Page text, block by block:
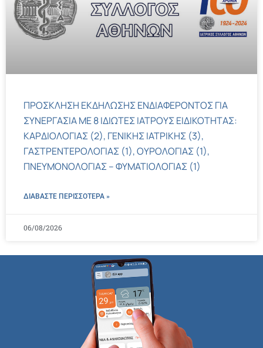
ΠΡΟΣΚΛΗΣΗ ΕΚΔΗΛΩΣΗΣ ΕΝΔΙΑΦΕΡΟΝΤΟΣ ΓΙΑ
ΣΥΝΕΡΓΑΣΙΑ ΜΕ 8 ΙΔΙΩΤΕΣ ΙΑΤΡΟΥΣ ΕΙΔΙΚΟΤΗΤΑΣ:
ΚΑΡΔΙΟΛΟΓΙΑΣ (2), ΓΕΝΙΚΗΣ ΙΑΤΡΙΚΗΣ (3),
ΓΑΣΤΡΕΝΤΕΡΟΛΟΓΙΑΣ (1), ΟΥΡΟΛΟΓΙΑΣ (1),
ΠΝΕΥΜΟΝΟΛΟΓΙΑΣ – ΦΥΜΑΤΙΟΛΟΓΙΑΣ (1)
ΔΙΑΒΑΣΤΕ ΠΕΡΙΣΣΌΤΕΡΑ »
06/08/2026